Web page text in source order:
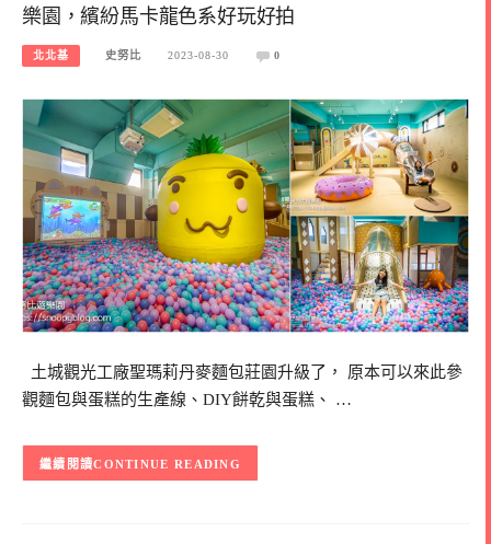
樂園，繽紛馬卡龍色系好玩好拍
北北基 史努比 2023-08-30 0
土城觀光工廠聖瑪莉丹麥麵包莊園升級了， 原本可以來此參
觀麵包與蛋糕的生產線、DIY餅乾與蛋糕、 …
CONTINUE READING